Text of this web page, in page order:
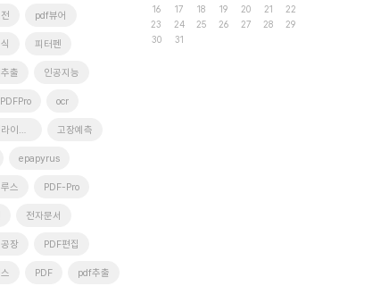
pdf뷰어
피터펜
출 인공지능
ocr
파이썬라이브러리 고장예측
epapyrus
스 PDF-Pro
전자문서
장 PDF편집
PDF pdf추출
16
17 18 19 20 21
22
23
24 25 26 27 28
29
30
31